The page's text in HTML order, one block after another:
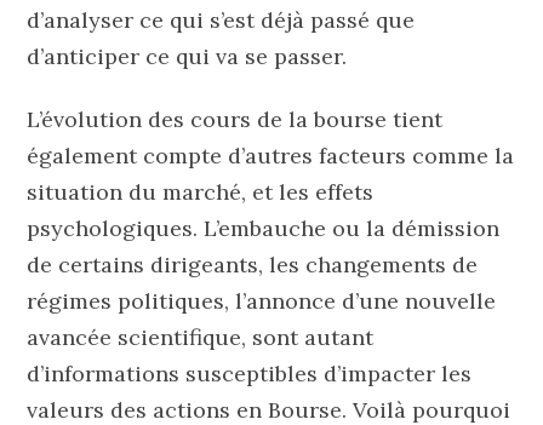
d’analyser ce qui s’est déjà passé que
d’anticiper ce qui va se passer.
L’évolution des cours de la bourse tient
également compte d’autres facteurs comme la
situation du marché, et les effets
psychologiques. L’embauche ou la démission
de certains dirigeants, les changements de
régimes politiques, l’annonce d’une nouvelle
avancée scientifique, sont autant
d’informations susceptibles d’impacter les
valeurs des actions en Bourse. Voilà pourquoi